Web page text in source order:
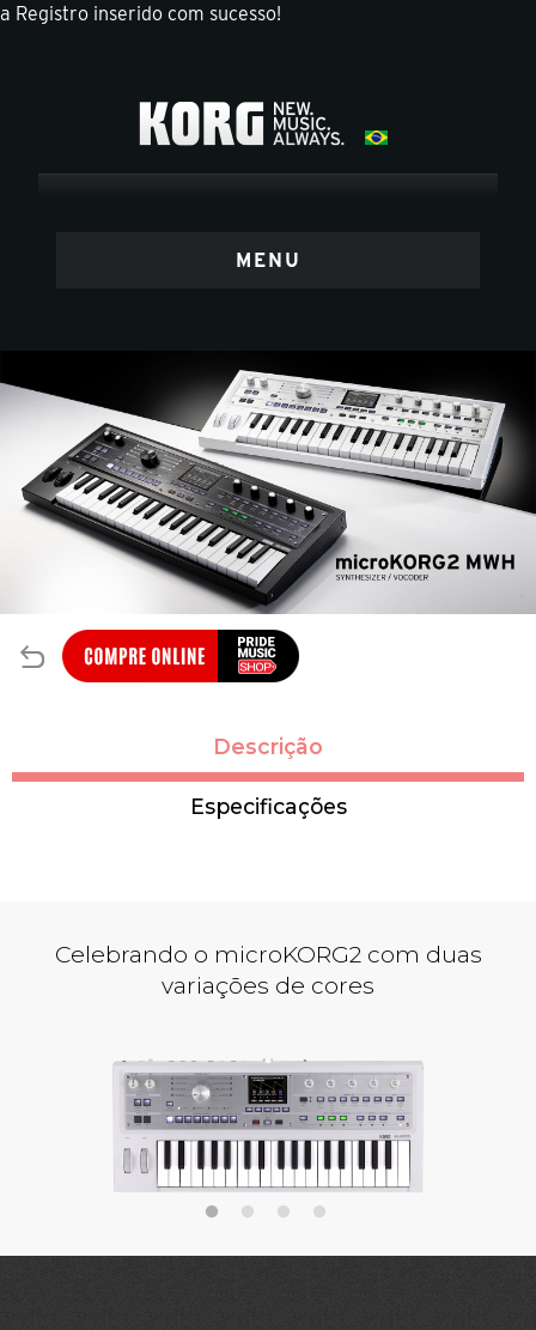
a
MENU
Registro inserido com sucesso!
Descrição
Especificações
Celebrando o microKORG2 com duas
variações de cores